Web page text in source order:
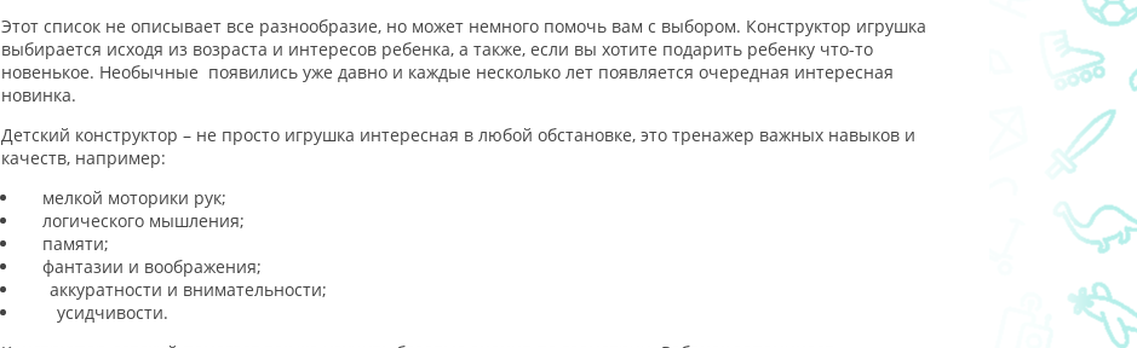
Этот список не описывает все разнообразие, но может немного помочь вам с выбором. Конструктор игрушка
выбирается исходя из возраста и интересов ребенка, а также, если вы хотите подарить ребенку что-то
новенькое. Необычные появились уже давно и каждые несколько лет появляется очередная интересная
новинка.
Детский конструктор – не просто игрушка интересная в любой обстановке, это тренажер важных навыков и
качеств, например:
мелкой моторики рук;
логического мышления;
памяти;
фантазии и воображения;
аккуратности и внимательности;
усидчивости.